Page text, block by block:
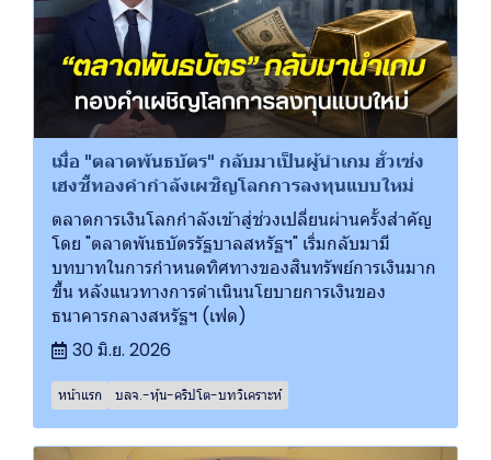
เมื่อ "ตลาดพันธบัตร" กลับมาเป็นผู้นำเกม ฮั่วเซ่ง
เฮงชี้ทองคำกำลังเผชิญโลกการลงทุนแบบใหม่
ตลาดการเงินโลกกำลังเข้าสู่ช่วงเปลี่ยนผ่านครั้งสำคัญ
โดย "ตลาดพันธบัตรรัฐบาลสหรัฐฯ" เริ่มกลับมามี
บทบาทในการกำหนดทิศทางของสินทรัพย์การเงินมาก
ขึ้น หลังแนวทางการดำเนินนโยบายการเงินของ
ธนาคารกลางสหรัฐฯ (เฟด)
30 มิ.ย. 2026
หน้าแรก บลจ.-หุ้น-คริปโต-บทวิเคราะห์